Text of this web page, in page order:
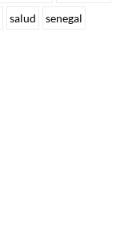
salud
senegal